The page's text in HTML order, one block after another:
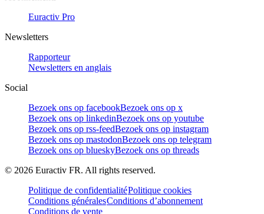
Euractiv Pro
Newsletters
Rapporteur
Newsletters en anglais
Social
Bezoek ons op facebookBezoek ons op x
Bezoek ons op linkedinBezoek ons op youtube
Bezoek ons op rss-feedBezoek ons op instagram
Bezoek ons op mastodonBezoek ons op telegram
Bezoek ons op blueskyBezoek ons op threads
© 2026 Euractiv FR. All rights reserved.
Politique de confidentialitéPolitique cookies
Conditions généralesConditions d’abonnement
Conditions de vente